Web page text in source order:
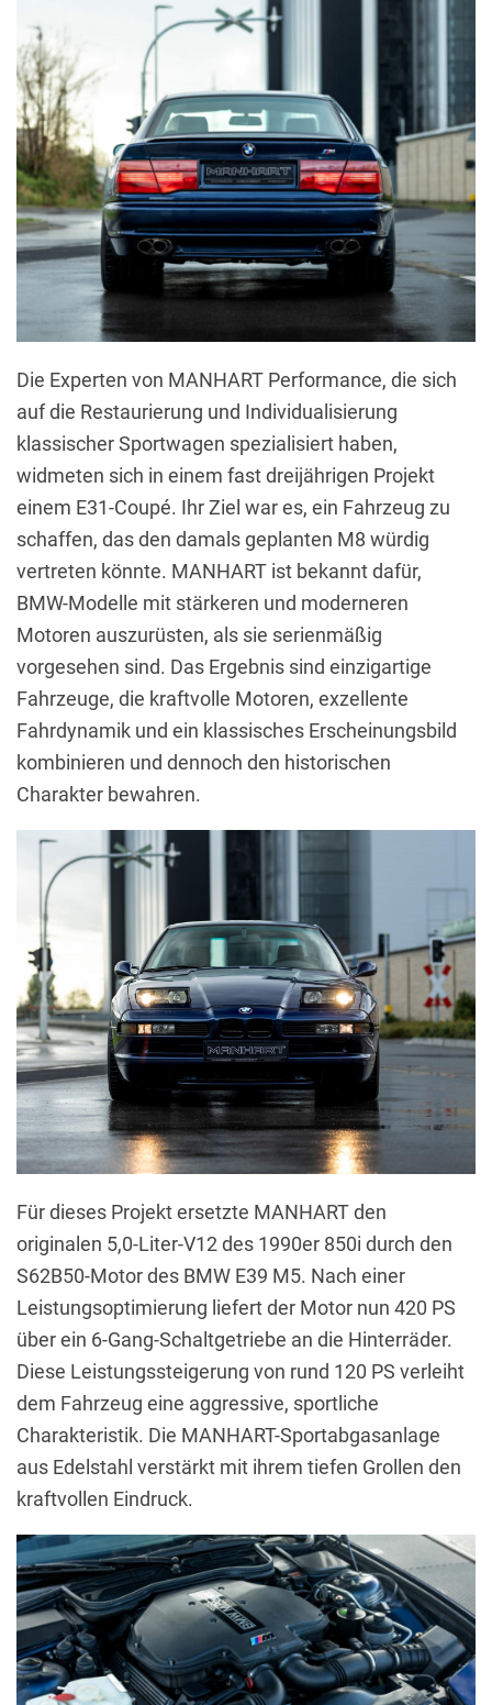
Die Experten von MANHART Performance, die sich
auf die Restaurierung und Individualisierung
klassischer Sportwagen spezialisiert haben,
widmeten sich in einem fast dreijährigen Projekt
einem E31-Coupé. Ihr Ziel war es, ein Fahrzeug zu
schaffen, das den damals geplanten M8 würdig
vertreten könnte. MANHART ist bekannt dafür,
BMW-Modelle mit stärkeren und moderneren
Motoren auszurüsten, als sie serienmäßig
vorgesehen sind. Das Ergebnis sind einzigartige
Fahrzeuge, die kraftvolle Motoren, exzellente
Fahrdynamik und ein klassisches Erscheinungsbild
kombinieren und dennoch den historischen
Charakter bewahren.
Für dieses Projekt ersetzte MANHART den
originalen 5,0-Liter-V12 des 1990er 850i durch den
S62B50-Motor des BMW E39 M5. Nach einer
Leistungsoptimierung liefert der Motor nun 420 PS
über ein 6-Gang-Schaltgetriebe an die Hinterräder.
Diese Leistungssteigerung von rund 120 PS verleiht
dem Fahrzeug eine aggressive, sportliche
Charakteristik. Die MANHART-Sportabgasanlage
aus Edelstahl verstärkt mit ihrem tiefen Grollen den
kraftvollen Eindruck.